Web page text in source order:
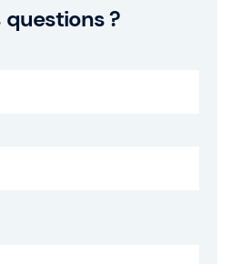
les professionnels
questions ?